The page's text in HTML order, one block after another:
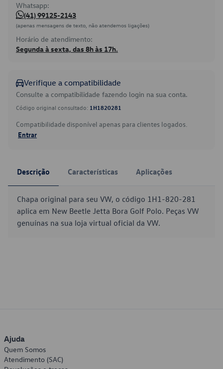
Whatsapp:
(41) 99125-2143
(apenas mensagens de texto, não atendemos ligações)
Horário de atendimento:
Segunda à sexta, das 8h às 17h.
Verifique a compatibilidade
Consulte a compatibilidade fazendo login na sua conta.
Código original consultado: 1H1820281
Compatibilidade disponível apenas para clientes logados.
Entrar
Descrição Características Aplicações
Chapa original para seu VW, o código 1H1-820-281
aplica em New Beetle Jetta Bora Golf Polo. Peças VW
genuínas na sua loja virtual oficial da VW.
Ajuda
Quem Somos
Atendimento (SAC)